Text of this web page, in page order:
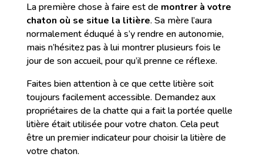
La première chose à faire est de montrer à votre
chaton où se situe la litière. Sa mère l’aura
normalement éduqué à s’y rendre en autonomie,
mais n’hésitez pas à lui montrer plusieurs fois le
jour de son accueil, pour qu’il prenne ce réflexe.
Faites bien attention à ce que cette litière soit
toujours facilement accessible. Demandez aux
propriétaires de la chatte qui a fait la portée quelle
litière était utilisée pour votre chaton. Cela peut
être un premier indicateur pour choisir la litière de
votre chaton.